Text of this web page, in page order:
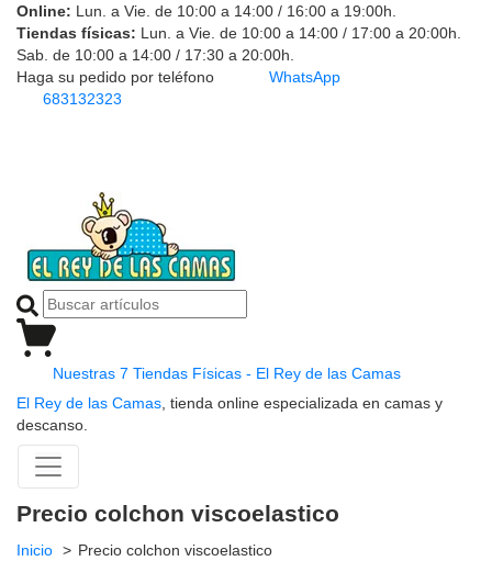
Online: Lun. a Vie. de 10:00 a 14:00 / 16:00 a 19:00h.
Tiendas físicas: Lun. a Vie. de 10:00 a 14:00 / 17:00 a 20:00h.
Sab. de 10:00 a 14:00 / 17:30 a 20:00h.
Haga su pedido por teléfono
683132323
WhatsApp
Nuestras 7 Tiendas Físicas - El Rey de las Camas
El Rey de las Camas , tienda online especializada en camas y
descanso.
Precio colchon viscoelastico
Inicio
Precio colchon viscoelastico